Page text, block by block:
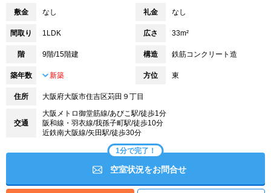
敷金 なし 礼金 なし
間取り 1LDK 広さ 33m²
階 9階/15階建 構造 鉄筋コンクリート造
築年数 新築 方位 東
住所 大阪府大阪市住吉区苅田９丁目
交通
大阪メトロ御堂筋線/あびこ駅/徒歩1分
阪和線・羽衣線/我孫子町駅/徒歩10分
近鉄南大阪線/矢田駅/徒歩30分
1分で完了！
空室状況をお問合せ